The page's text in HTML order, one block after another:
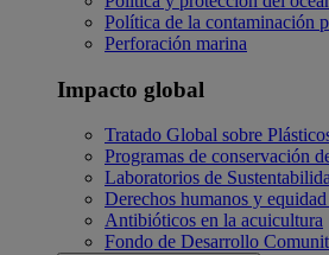
Política de la contaminación
Perforación marina
Impacto global
Tratado Global sobre
Programas de conservación
Laboratorios de
Derechos humanos y
Antibióticos en la acuicultura
Fondo de Desarrollo